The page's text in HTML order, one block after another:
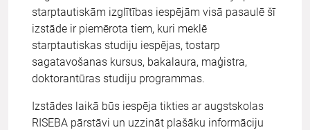
starptautiskām izglītības iespējām visā pasaulē šī
izstāde ir piemērota tiem, kuri meklē
starptautiskas studiju iespējas, tostarp
sagatavošanas kursus, bakalaura, maģistra,
doktorantūras studiju programmas.
Izstādes laikā būs iespēja tikties ar augstskolas
RISEBA pārstāvi un uzzināt plašāku informāciju